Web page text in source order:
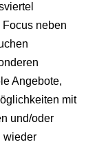
Focus neben
Angebote,
mit
und/oder
wieder